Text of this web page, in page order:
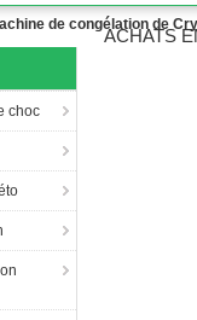
ACHATS
de congélation de
choc